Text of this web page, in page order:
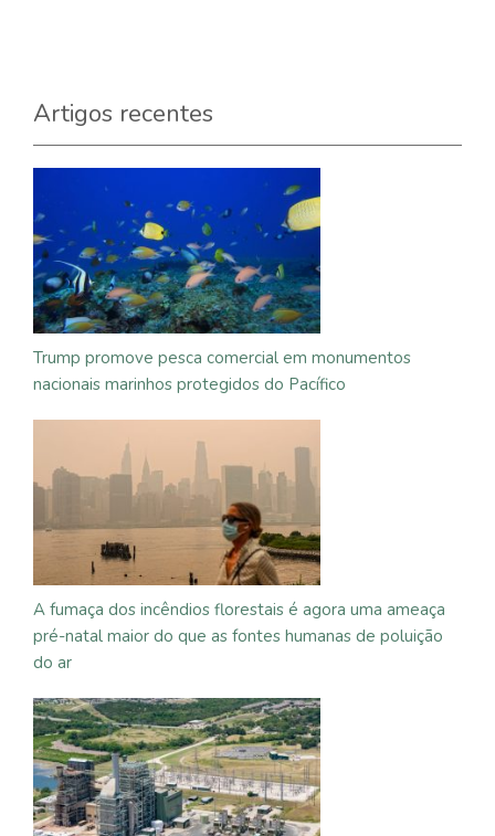
Artigos recentes
Trump promove pesca comercial em monumentos
nacionais marinhos protegidos do Pacífico
A fumaça dos incêndios florestais é agora uma ameaça
pré-natal maior do que as fontes humanas de poluição
do ar